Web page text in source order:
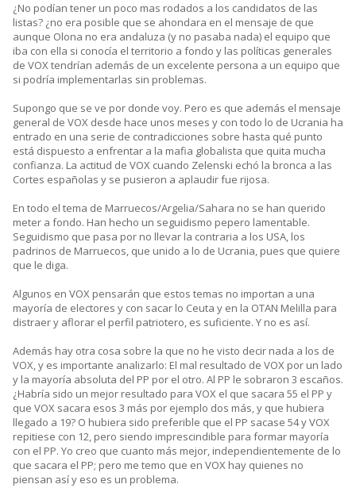
¿No podían tener un poco mas rodados a los candidatos de las
listas? ¿no era posible que se ahondara en el mensaje de que
aunque Olona no era andaluza (y no pasaba nada) el equipo que
iba con ella si conocía el territorio a fondo y las políticas generales
de VOX tendrían además de un excelente persona a un equipo que
si podría implementarlas sin problemas.
Supongo que se ve por donde voy. Pero es que además el mensaje
general de VOX desde hace unos meses y con todo lo de Ucrania ha
entrado en una serie de contradicciones sobre hasta qué punto
está dispuesto a enfrentar a la mafia globalista que quita mucha
confianza. La actitud de VOX cuando Zelenski echó la bronca a las
Cortes españolas y se pusieron a aplaudir fue rijosa.
En todo el tema de Marruecos/Argelia/Sahara no se han querido
meter a fondo. Han hecho un seguidismo pepero lamentable.
Seguidismo que pasa por no llevar la contraria a los USA, los
padrinos de Marruecos, que unido a lo de Ucrania, pues que quiere
que le diga.
Algunos en VOX pensarán que estos temas no importan a una
mayoría de electores y con sacar lo Ceuta y en la OTAN Melilla para
distraer y aflorar el perfil patriotero, es suficiente. Y no es así.
Además hay otra cosa sobre la que no he visto decir nada a los de
VOX, y es importante analizarlo: El mal resultado de VOX por un lado
y la mayoría absoluta del PP por el otro. Al PP le sobraron 3 escaños.
¿Habría sido un mejor resultado para VOX el que sacara 55 el PP y
que VOX sacara esos 3 más por ejemplo dos más, y que hubiera
llegado a 19? O hubiera sido preferible que el PP sacase 54 y VOX
repitiese con 12, pero siendo imprescindible para formar mayoría
con el PP. Yo creo que cuanto más mejor, independientemente de lo
que sacara el PP; pero me temo que en VOX hay quienes no
piensan así y eso es un problema.